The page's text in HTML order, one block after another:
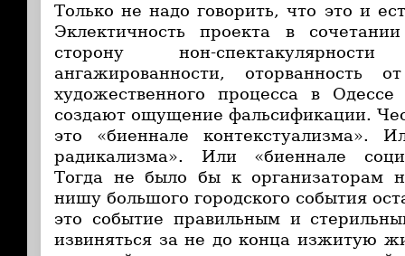
Только не надо говорить, что это и
Эклектичность проекта в
сторону нон-
ангажированности, оторванность
художественного процесса в
создают ощущение фальсификации.
это «биеннале контекстуализма».
радикализма». Или «биеннале
Тогда не было бы к организаторам
нишу большого городского события
это событие правильным и
извиняться за не до конца изжитую